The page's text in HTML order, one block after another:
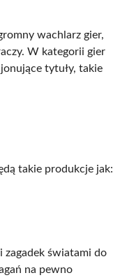
wachlarz gier,
W kategorii gier
tytuły, takie
takie produkcje jak:
zagadek światami do
na pewno